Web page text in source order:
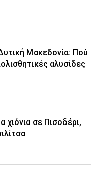
Μακεδονία: Πού
αλυσίδες
σε Πισοδέρι,